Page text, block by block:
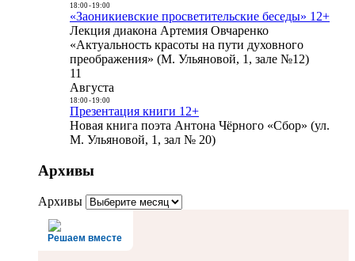
18:00- 19:00
«Заоникиевские просветительские беседы» 12+
Лекция диакона Артемия Овчаренко
«Актуальность красоты на пути духовного
преображения» (М. Ульяновой, 1, зале №12)
11
Августа
18:00- 19:00
Презентация книги 12+
Новая книга поэта Антона Чёрного «Сбор» (ул.
М. Ульяновой, 1, зал № 20)
Архивы
Архивы
Решаем вместе